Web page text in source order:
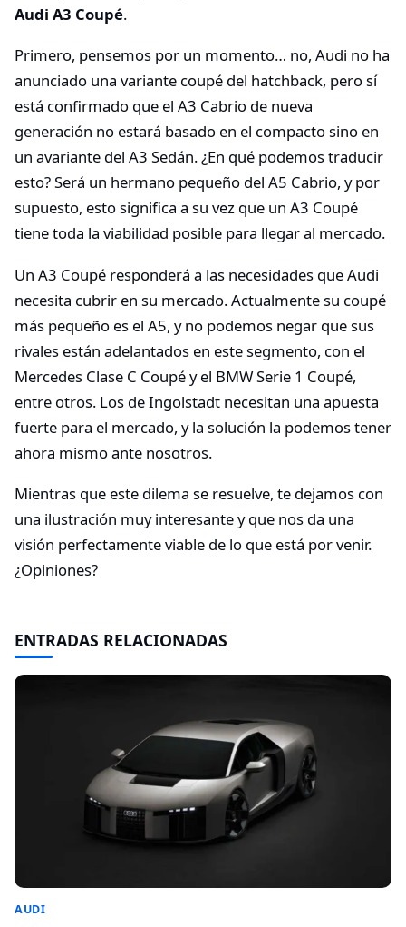
Audi A3 Coupé.
Primero, pensemos por un momento… no, Audi no ha
anunciado una variante coupé del hatchback, pero sí
está confirmado que el A3 Cabrio de nueva
generación no estará basado en el compacto sino en
un avariante del A3 Sedán. ¿En qué podemos traducir
esto? Será un hermano pequeño del A5 Cabrio, y por
supuesto, esto significa a su vez que un A3 Coupé
tiene toda la viabilidad posible para llegar al mercado.
Un A3 Coupé responderá a las necesidades que Audi
necesita cubrir en su mercado. Actualmente su coupé
más pequeño es el A5, y no podemos negar que sus
rivales están adelantados en este segmento, con el
Mercedes Clase C Coupé y el BMW Serie 1 Coupé,
entre otros. Los de Ingolstadt necesitan una apuesta
fuerte para el mercado, y la solución la podemos tener
ahora mismo ante nosotros.
Mientras que este dilema se resuelve, te dejamos con
una ilustración muy interesante y que nos da una
visión perfectamente viable de lo que está por venir.
¿Opiniones?
ENTRADAS RELACIONADAS
AUDI